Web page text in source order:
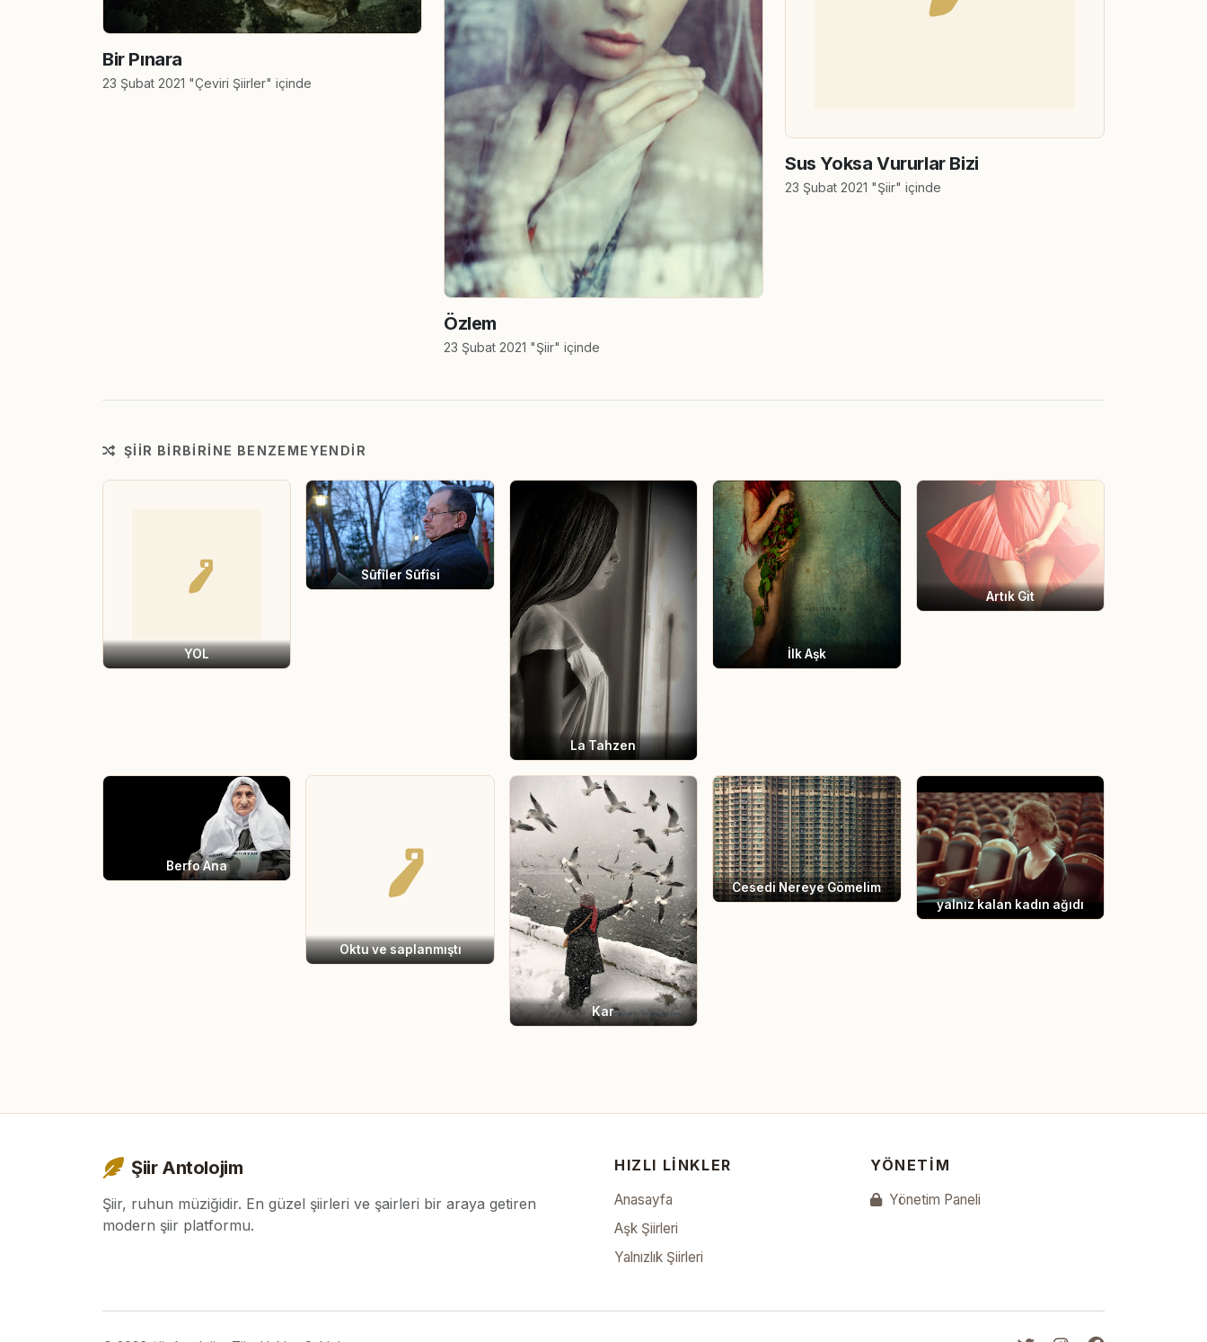
Bir Pınara
23 Şubat 2021 "Çeviri Şiirler" içinde
Özlem
23 Şubat 2021 "Şiir" içinde
Sus Yoksa Vururlar Bizi
23 Şubat 2021 "Şiir" içinde
ŞIIR BIRBIRINE BENZEMEYENDIR
YOL
Sûfîler Sûfîsi
La Tahzen
İlk Aşk
Artık Git
Berfo Ana
Oktu ve saplanmıştı
Kar
Cesedi Nereye Gömelim
yalnız kalan kadın ağıdı
Şiir Antolojim
Şiir, ruhun müziğidir. En güzel şiirleri ve şairleri bir araya getiren
modern şiir platformu.
HIZLI LINKLER
Anasayfa
Aşk Şiirleri
Yalnızlık Şiirleri
YÖNETIM
Yönetim Paneli